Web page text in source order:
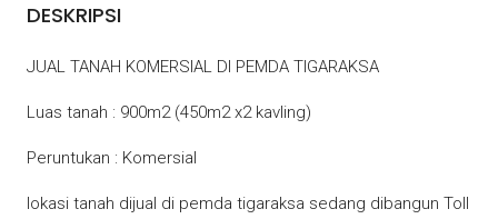
DESKRIPSI
JUAL TANAH KOMERSIAL DI PEMDA TIGARAKSA
Luas tanah : 900m2 (450m2 x2 kavling)
Peruntukan : Komersial
lokasi tanah dijual di pemda tigaraksa sedang dibangun Toll